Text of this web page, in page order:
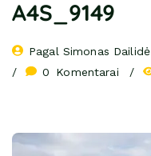
A4S_9149
Pagal Simonas Dailidė
0
Komentarai